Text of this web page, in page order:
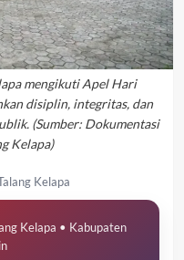
mengikuti Apel Hari
disiplin, integritas, dan
(Sumber: Dokumentasi
Kelapa)
Kelapa
Kelapa • Kabupaten